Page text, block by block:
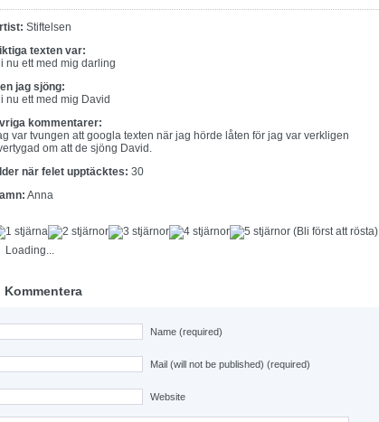
Stiftelsen
texten var:
nu ett med mig darling
jag sjöng:
nu ett med mig David
kommentarer:
var tvungen att googla texten när jag hörde låten för jag var verkligen
om att de sjöng David.
när felet upptäcktes: 30
Anna
(Bli först att rösta)
Loading...
Kommentera
Name (required)
Mail (will not be published) (required)
Website